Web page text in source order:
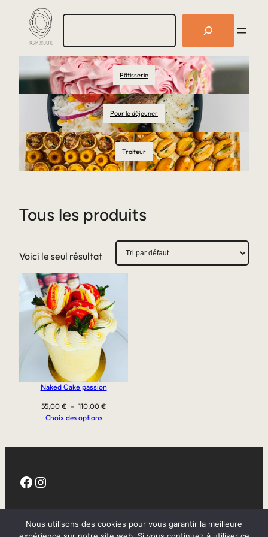
R
e
r
c
h
e
r
Pâtisserie
Pour le déjeuner
Traiteur
Tous les produits
Voici le seul résultat
Naked Cake passion
55,00 € – 110,00 €Plage
Choix des options
Facebook Instagram
CGV
Nous utilisons des cookies pour vous garantir la meilleure